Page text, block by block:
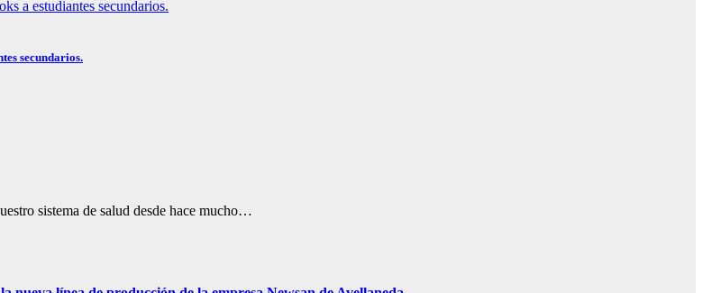
secundarios.
sistema de salud desde hace mucho…